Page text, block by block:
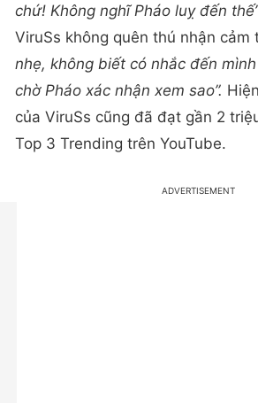
chứ! Không nghĩ Pháo luỵ đến
ViruSs không quên thú nhận cảm
nhẹ, không biết có nhắc đến
chờ Pháo xác nhận xem sao”.
của ViruSs cũng đã đạt gần 2
Top 3 Trending trên YouTube.